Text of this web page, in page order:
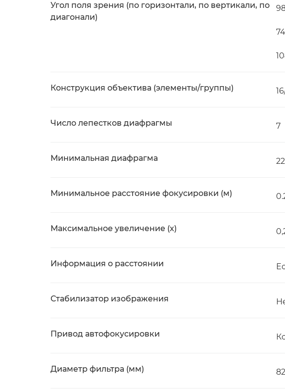
Угол поля зрения (по горизонтали, по вертикали, по
диагонали)
Конструкция объектива (элементы/группы)
Число лепестков диафрагмы 7
Минимальная диафрагма 22
Минимальное расстояние фокусировки (м)
Максимальное увеличение (x)
Информация о расстоянии
Стабилизатор изображения
Привод автофокусировки
Диаметр фильтра (мм) 82